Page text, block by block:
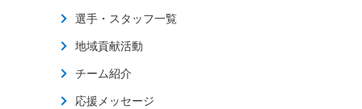
選手・スタッフ一覧
地域貢献活動
チーム紹介
応援メッセージ